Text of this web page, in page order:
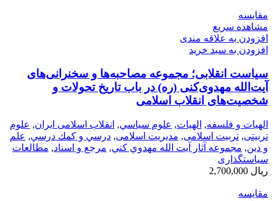
مقایسه
مشاهده سریع
افزودن به علاقه مندی
افزودن به سبد خرید
سیاست انقلابی؛ مجموعه مصاحبه‌ها و سخنرانی‌های
آیت‌الله مهدوی‌کنی (ره) در باب تاریخ تحولات و
شخصیت‌های انقلاب اسلامی
الهیات و فلسفه, الهيات, علوم سياسي, انقلاب اسلامی ایران, علوم
تربیتی, تربیت اسلامی, مدیریت اسلامی, درسي و كمك درسي, علم
و دین, مجموعه آثار آيت الله مهدوي كني, مرجع و اسناد, مطالعات
سیاستگذاری
ریال
مقایسه